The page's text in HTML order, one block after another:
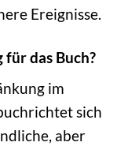
Ereignisse.
das Buch?
im
sich
aber